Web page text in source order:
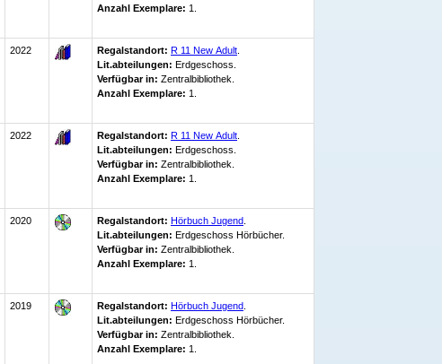
Anzahl Exemplare: 1.
2022 Regalstandort: R 11 New Adult
Lit.abteilungen: Erdgeschoss.
Verfügbar in: Zentralbibliothek
Anzahl Exemplare: 1.
2022 Regalstandort: R 11 New Adult
Lit.abteilungen: Erdgeschoss.
Verfügbar in: Zentralbibliothek
Anzahl Exemplare: 1.
2020 Regalstandort: Hörbuch Jugend
Lit.abteilungen: Erdgeschoss Hörbücher.
Verfügbar in: Zentralbibliothek
Anzahl Exemplare: 1.
2019 Regalstandort: Hörbuch Jugend
Lit.abteilungen: Erdgeschoss Hörbücher.
Verfügbar in: Zentralbibliothek
Anzahl Exemplare: 1.